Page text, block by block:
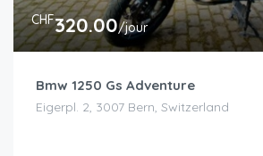
CHF320.00/jour
Bmw 1250 Gs Adventure
Eigerpl. 2, 3007 Bern, Switzerland